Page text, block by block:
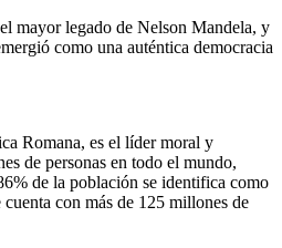
mayor legado de Nelson Mandela, y
como una auténtica democracia
Romana, es el líder moral y
de personas en todo el mundo,
de la población se identifica como
con más de 125 millones de